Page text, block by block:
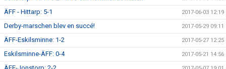
ÄFF - Hittarp: 5-1 2017-06-03 12:19
Derby-marschen blev en succé! 2017-05-29 09:11
ÄFF-Eskilsminne: 1-2 2017-05-27 12:25
Eskilsminne-ÄFF: 0-4 2017-05-21 14:56